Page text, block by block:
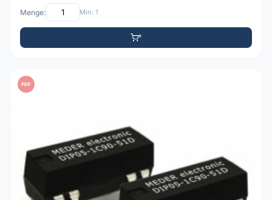
Menge: Min: 1
PDF